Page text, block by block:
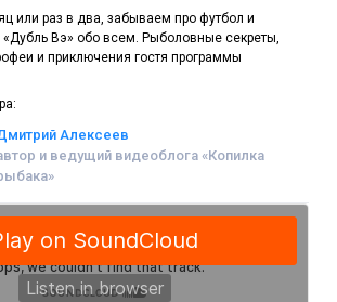
или раз в два, забываем про футбол и
«Дубль Вэ» обо всем. Рыболовные секреты,
и приключения гостя программы
Алексеев
и ведущий видеоблога «Копилка